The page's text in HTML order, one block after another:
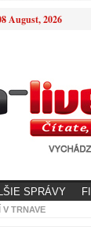
August, 2026
SPRÁVY
TRNAVE